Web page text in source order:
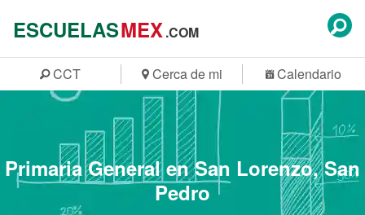
ESCUELASMEX.COM
CCT Cerca de mi Calendario
Primaria General en San Lorenzo, San
Pedro